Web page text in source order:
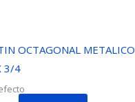
OCTAGONAL METALICO
3/4